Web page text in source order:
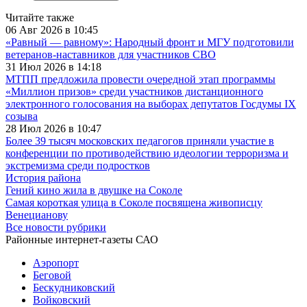
Читайте также
06 Авг 2026 в 10:45
«Равный — равному»: Народный фронт и МГУ подготовили
ветеранов-наставников для участников СВО
31 Июл 2026 в 14:18
МТПП предложила провести очередной этап программы
«Миллион призов» среди участников дистанционного
электронного голосования на выборах депутатов Госдумы IX
созыва
28 Июл 2026 в 10:47
Более 39 тысяч московских педагогов приняли участие в
конференции по противодействию идеологии терроризма и
экстремизма среди подростков
История района
Гений кино жила в двушке на Соколе
Самая короткая улица в Соколе посвящена живописцу
Венецианову
Все новости рубрики
Районные интернет-газеты САО
Аэропорт
Беговой
Бескудниковский
Войковский